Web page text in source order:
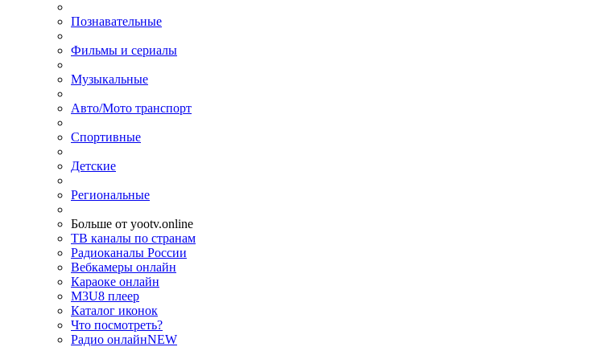
Познавательные
Фильмы и сериалы
Музыкальные
Авто/Мото транспорт
Спортивные
Детские
Региональные
Больше от yootv.online
ТВ каналы по странам
Радиоканалы России
Вебкамеры онлайн
Караоке онлайн
M3U8 плеер
Каталог иконок
Что посмотреть?
Радио онлайнNEW